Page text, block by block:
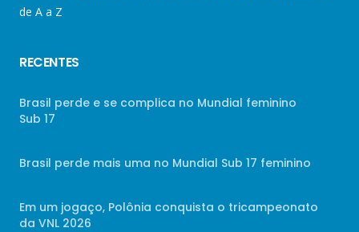
de A a Z
RECENTES
Brasil perde e se complica no Mundial feminino
Sub 17
Brasil perde mais uma no Mundial Sub 17 feminino
Em um jogaço, Polônia conquista o tricampeonato
da VNL 2026